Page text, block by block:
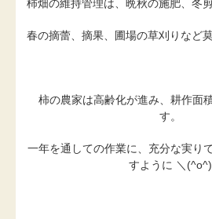
柿畑の維持管理は、晩秋の施肥、冬
春の摘蕾、摘果、圃場の草刈りなど
柿の農家は高齢化が進み、耕作面
す。
一年を通しての作業に、充分な実り
すように ＼